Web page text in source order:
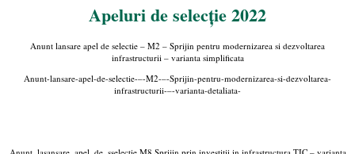
Apeluri de selecție 2022
Anunt lansare apel de selectie – M2 – Sprijin pentru modernizarea si dezvoltarea
infrastructurii – varianta simplificata
Anunt-lansare-apel-de-selectie-–-M2-–-Sprijin-pentru-modernizarea-si-dezvoltarea-
infrastructurii-–-varianta-detaliata-